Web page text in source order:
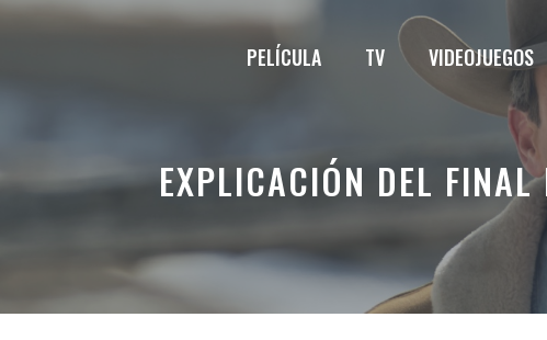
PELÍCULA TV VIDEOJUEGOS
EXPLICACIÓN DEL